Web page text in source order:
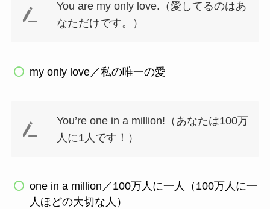
You are my only love.（愛してるのはあ
なただけです。）
my only love／私の唯一の愛
You’re one in a million!（あなたは100万
人に1人です！）
one in a million／100万人に一人（100万人に一
人ほどの大切な人）